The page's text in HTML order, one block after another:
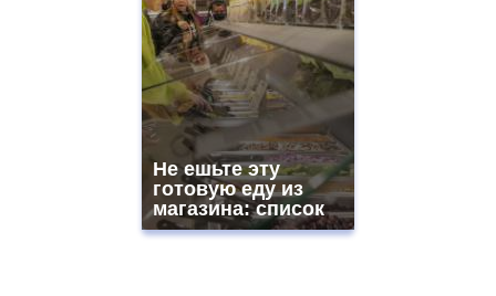
Не ешьте эту
готовую еду из
магазина: список